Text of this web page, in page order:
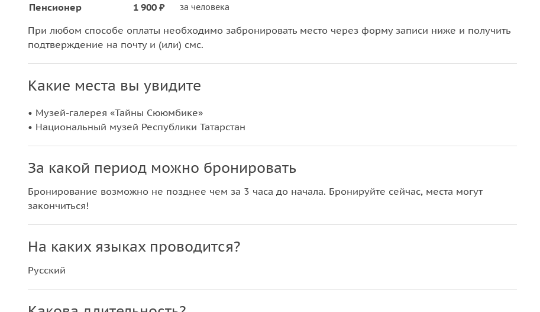
Пенсионер 1 900 ₽ за человека
При любом способе оплаты необходимо забронировать место через форму записи ниже и получить
подтверждение на почту и (или) смс.
Какие места вы увидите
• Музей-галерея «Тайны Сююмбике»
• Национальный музей Республики Татарстан
За какой период можно бронировать
Бронирование возможно не позднее чем за 3 часа до начала. Бронируйте сейчас, места могут
закончиться!
На каких языках проводится?
Русский